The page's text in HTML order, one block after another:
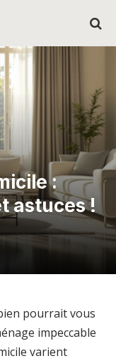
:
astuces !
pourrait vous
impeccable
varient